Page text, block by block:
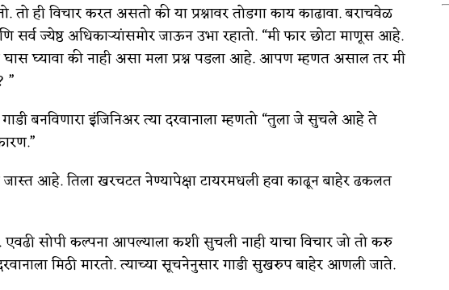
ही विचार करत असतो की या प्रश्नावर तोडगा काय काढावा. बराचवेळ
ज्येष्ठ अधिकाऱ्यांसमोर जाऊन उभा रहातो. “मी फार छोटा माणूस आहे.
घ्यावा की नाही असा मला प्रश्न पडला आहे. आपण म्हणत असाल तर मी
”
बनविणारा इंजिनिअर त्या दरवानाला म्हणतो “तुला जे सुचले आहे ते
जास्त आहे. तिला खरचटत नेण्यापेक्षा टायरमधली हवा काढून बाहेर ढकलत
एवढी सोपी कल्पना आपल्याला कशी सुचली नाही याचा विचार जो तो करु
मिठी मारतो. त्याच्या सूचनेनुसार गाडी सुखरुप बाहेर आणली जाते.